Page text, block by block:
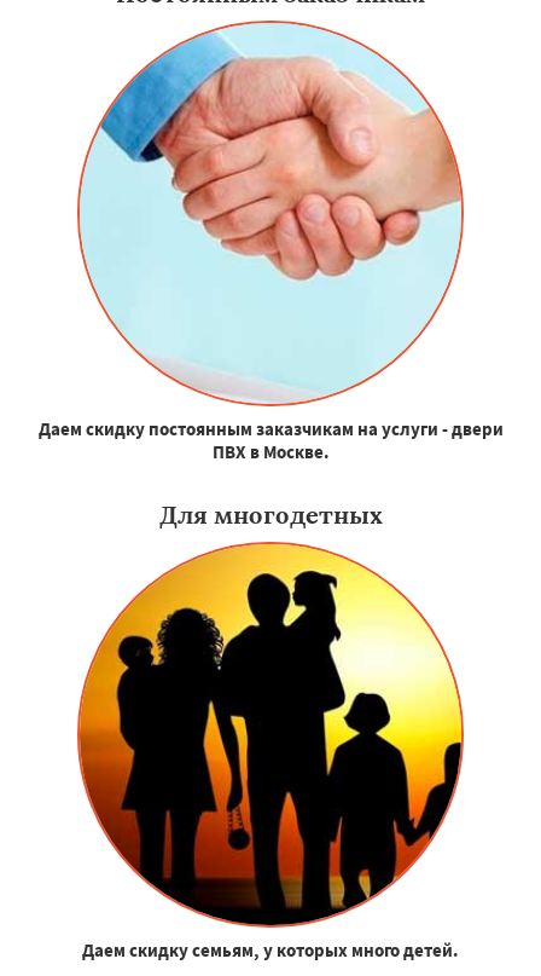
Даем скидку постоянным заказчикам на услуги - двери
ПВХ в Москве.
Для многодетных
Даем скидку семьям, у которых много детей.